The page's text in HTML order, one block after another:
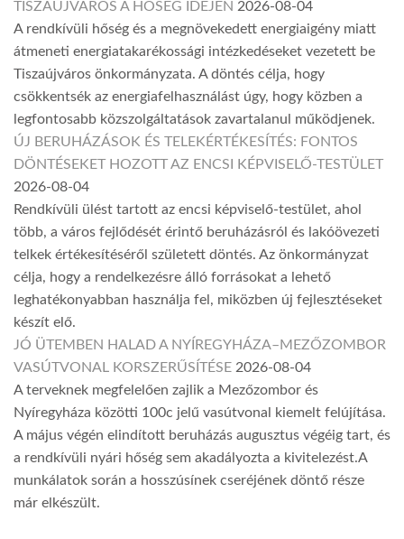
TISZAÚJVÁROS A HŐSÉG IDEJÉN 2026-08-04
A rendkívüli hőség és a megnövekedett energiaigény miatt
átmeneti energiatakarékossági intézkedéseket vezetett be
Tiszaújváros önkormányzata. A döntés célja, hogy
csökkentsék az energiafelhasználást úgy, hogy közben a
legfontosabb közszolgáltatások zavartalanul működjenek.
ÚJ BERUHÁZÁSOK ÉS TELEKÉRTÉKESÍTÉS: FONTOS
DÖNTÉSEKET HOZOTT AZ ENCSI KÉPVISELŐ-TESTÜLET
2026-08-04
Rendkívüli ülést tartott az encsi képviselő-testület, ahol
több, a város fejlődését érintő beruházásról és lakóövezeti
telkek értékesítéséről született döntés. Az önkormányzat
célja, hogy a rendelkezésre álló forrásokat a lehető
leghatékonyabban használja fel, miközben új fejlesztéseket
készít elő.
JÓ ÜTEMBEN HALAD A NYÍREGYHÁZA–MEZŐZOMBOR
VASÚTVONAL KORSZERŰSÍTÉSE 2026-08-04
A terveknek megfelelően zajlik a Mezőzombor és
Nyíregyháza közötti 100c jelű vasútvonal kiemelt felújítása.
A május végén elindított beruházás augusztus végéig tart, és
a rendkívüli nyári hőség sem akadályozta a kivitelezést.A
munkálatok során a hosszúsínek cseréjének döntő része
már elkészült.